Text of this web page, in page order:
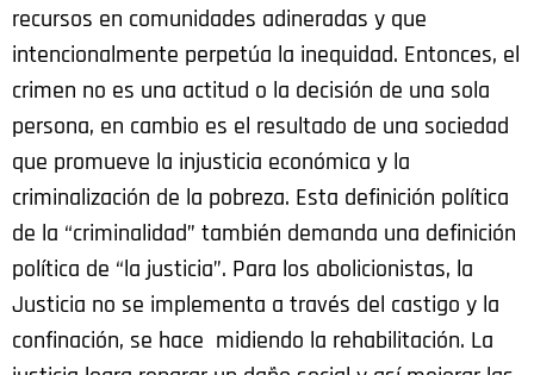
recursos en comunidades adineradas y que
intencionalmente perpetúa la inequidad. Entonces, el
crimen no es una actitud o la decisión de una sola
persona, en cambio es el resultado de una sociedad
que promueve la injusticia económica y la
criminalización de la pobreza. Esta definición política
de la “criminalidad” también demanda una definición
política de “la justicia”. Para los abolicionistas, la
Justicia no se implementa a través del castigo y la
confinación, se hace midiendo la rehabilitación. La